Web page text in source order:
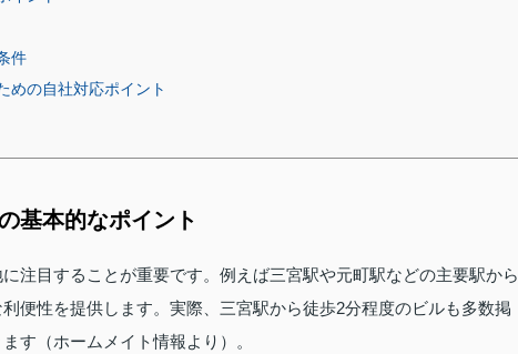
件
めの自社対応ポイント
基本的なポイント
注目することが重要です。例えば三宮駅や元町駅などの主要駅から
便性を提供します。実際、三宮駅から徒歩2分程度のビルも多数掲
す（ホームメイト情報より）。